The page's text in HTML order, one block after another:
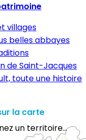
villages
belles abbayes
de Saint-Jacques
toute une histoire
la carte
un territoire...